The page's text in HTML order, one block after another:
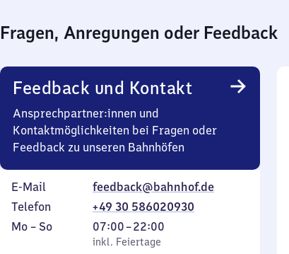
Fragen, Anregungen oder Feedback
Feedback und Kontakt
Ansprechpartner:innen und
Kontaktmöglichkeiten bei Fragen oder
Feedback zu unseren Bahnhöfen
E-Mail
feedback@bahnhof.de
Telefon
+49 30 586020930
Montag
Mo – So,
inkl. Feiertage
07:00–22:00
Von
7
inkl. Feiertage